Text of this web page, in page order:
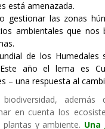
está amenazada.
gestionar las zonas
ambientales que nos
de los Humedales
año el lema es
– una respuesta al
además
en cuenta los
plantas y ambiente.